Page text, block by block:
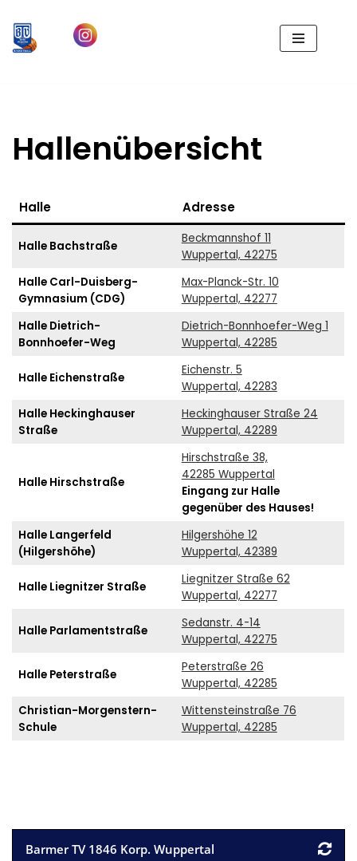
Zum
Hallenübersicht
Halle Adresse
Halle Bachstraße
Beckmannshof 11
Wuppertal, 42275
Halle Carl-Duisberg-
Gymnasium (CDG)
Max-Planck-Str. 10
Wuppertal, 42277
Halle Dietrich-
Bonnhoefer-Weg
Dietrich-Bonnhoefer-Weg 1
Wuppertal, 42285
Halle Eichenstraße
Eichenstr. 5
Wuppertal, 42283
Halle Heckinghauser
Straße
Heckinghauser Straße 24
Wuppertal, 42289
Halle Hirschstraße
Hirschstraße 38,
42285 Wuppertal
Eingang zur Halle
gegenüber des Hauses!
Halle Langerfeld
(Hilgershöhe)
Hilgershöhe 12
Wuppertal, 42389
Halle Liegnitzer Straße
Liegnitzer Straße 62
Wuppertal, 42277
Halle Parlamentstraße
Sedanstr. 4-14
Wuppertal, 42275
Halle Peterstraße
Peterstraße 26
Wuppertal, 42285
Christian-Morgenstern-
Schule
Wittensteinstraße 76
Wuppertal, 42285